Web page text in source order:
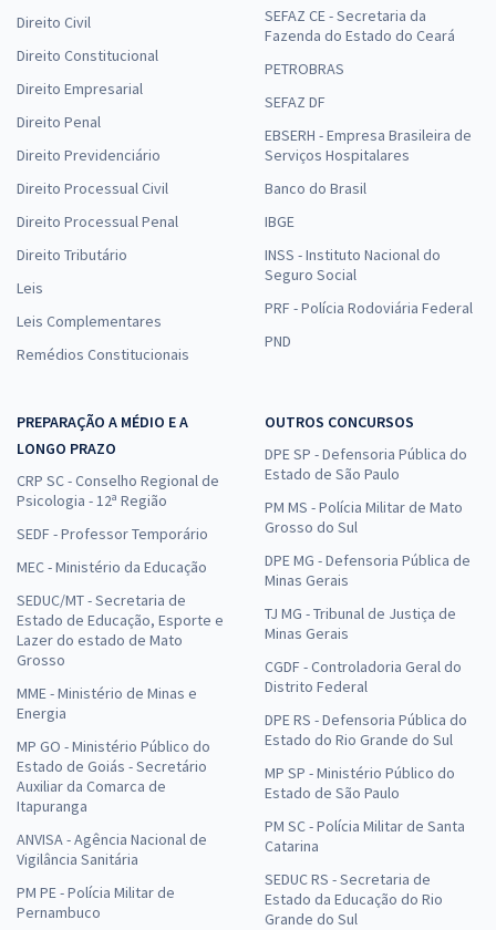
Direito Civil
Direito Constitucional
Direito Empresarial
Direito Penal
Direito Previdenciário
Direito Processual Civil
Direito Processual Penal
Direito Tributário
Leis
Leis Complementares
Remédios Constitucionais
SEFAZ CE - Secretaria da
Fazenda do Estado do Ceará
PETROBRAS
SEFAZ DF
EBSERH - Empresa Brasileira de
Serviços Hospitalares
Banco do Brasil
IBGE
INSS - Instituto Nacional do
Seguro Social
PRF - Polícia Rodoviária Federal
PND
PREPARAÇÃO A MÉDIO E A
LONGO PRAZO
CRP SC - Conselho Regional de
Psicologia - 12ª Região
SEDF - Professor Temporário
MEC - Ministério da Educação
SEDUC/MT - Secretaria de
Estado de Educação, Esporte e
Lazer do estado de Mato
Grosso
MME - Ministério de Minas e
Energia
MP GO - Ministério Público do
Estado de Goiás - Secretário
Auxiliar da Comarca de
Itapuranga
ANVISA - Agência Nacional de
Vigilância Sanitária
PM PE - Polícia Militar de
Pernambuco
OUTROS CONCURSOS
DPE SP - Defensoria Pública do
Estado de São Paulo
PM MS - Polícia Militar de Mato
Grosso do Sul
DPE MG - Defensoria Pública de
Minas Gerais
TJ MG - Tribunal de Justiça de
Minas Gerais
CGDF - Controladoria Geral do
Distrito Federal
DPE RS - Defensoria Pública do
Estado do Rio Grande do Sul
MP SP - Ministério Público do
Estado de São Paulo
PM SC - Polícia Militar de Santa
Catarina
SEDUC RS - Secretaria de
Estado da Educação do Rio
Grande do Sul